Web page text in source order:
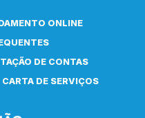
ONLINE
DE CONTAS
CARTA DE SERVIÇOS